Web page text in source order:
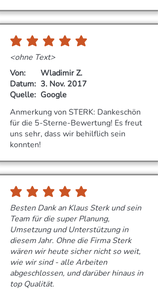
durchschnittliches Rating ist 5 von 5
<ohne Text>
Von:
Wladimir Z.
Datum: 3. Nov. 2017
Quelle: Google
Anmerkung von STERK: Dankeschön
für die 5-Sterne-Bewertung! Es freut
uns sehr, dass wir behilflich sein
konnten!
durchschnittliches Rating ist 5 von 5
Besten Dank an Klaus Sterk und sein
Team für die super Planung,
Umsetzung und Unterstützung in
diesem Jahr. Ohne die Firma Sterk
wären wir heute sicher nicht so weit,
wie wir sind - alle Arbeiten
abgeschlossen, und darüber hinaus in
top Qualität.